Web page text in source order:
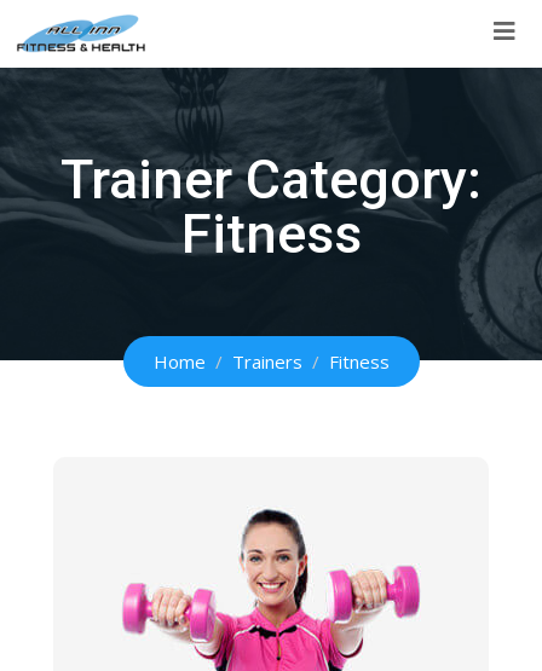
content
Trainer Category:
Fitness
Home Trainers Fitness